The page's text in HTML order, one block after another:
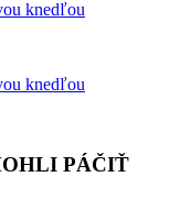
PÁČIŤ